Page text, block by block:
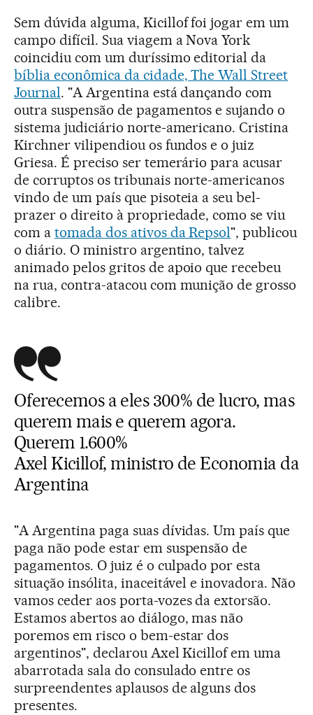
Sem dúvida alguma, Kicillof foi jogar em um
campo difícil. Sua viagem a Nova York
coincidiu com um duríssimo editorial da
bíblia econômica da cidade, The Wall Street
Journal. "A Argentina está dançando com
outra suspensão de pagamentos e sujando o
sistema judiciário norte-americano. Cristina
Kirchner vilipendiou os fundos e o juiz
Griesa. É preciso ser temerário para acusar
de corruptos os tribunais norte-americanos
vindo de um país que pisoteia a seu bel-
prazer o direito à propriedade, como se viu
com a tomada dos ativos da Repsol", publicou
o diário. O ministro argentino, talvez
animado pelos gritos de apoio que recebeu
na rua, contra-atacou com munição de grosso
calibre.
Oferecemos a eles 300% de lucro, mas
querem mais e querem agora.
Querem 1.600%
Axel Kicillof, ministro de Economia da
Argentina
"A Argentina paga suas dívidas. Um país que
paga não pode estar em suspensão de
pagamentos. O juiz é o culpado por esta
situação insólita, inaceitável e inovadora. Não
vamos ceder aos porta-vozes da extorsão.
Estamos abertos ao diálogo, mas não
poremos em risco o bem-estar dos
argentinos", declarou Axel Kicillof em uma
abarrotada sala do consulado entre os
surpreendentes aplausos de alguns dos
presentes.